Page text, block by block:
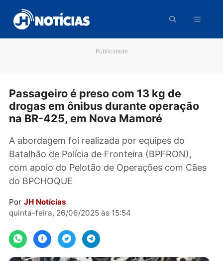
para
conteúdo
Passageiro é preso com 13 kg de
drogas em ônibus durante operação
A abordagem foi realizada por equipes do
Batalhão de Polícia de Fronteira (BPFRON),
com apoio do Pelotão de Operações com
do BPCHOQUE
quinta-feira, 26/06/2025 às 15:54